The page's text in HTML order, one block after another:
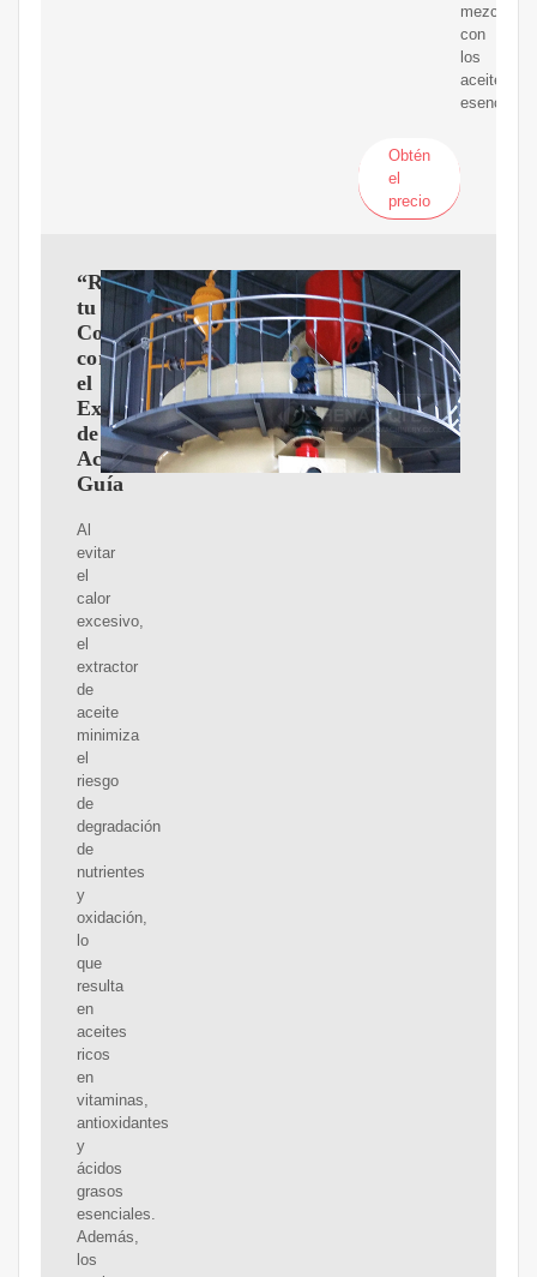
mezcla
con
los
aceites
Obtén
el
precio
“Revoluciona
tu
Cocina
con
el
Extractor
de
Aceite:
Guía
Al
evitar
el
calor
excesivo,
el
extractor
de
aceite
minimiza
el
riesgo
de
degradación
de
nutrientes
y
oxidación,
lo
que
resulta
en
aceites
ricos
en
vitaminas,
antioxidantes
y
ácidos
grasos
esenciales.
Además,
los